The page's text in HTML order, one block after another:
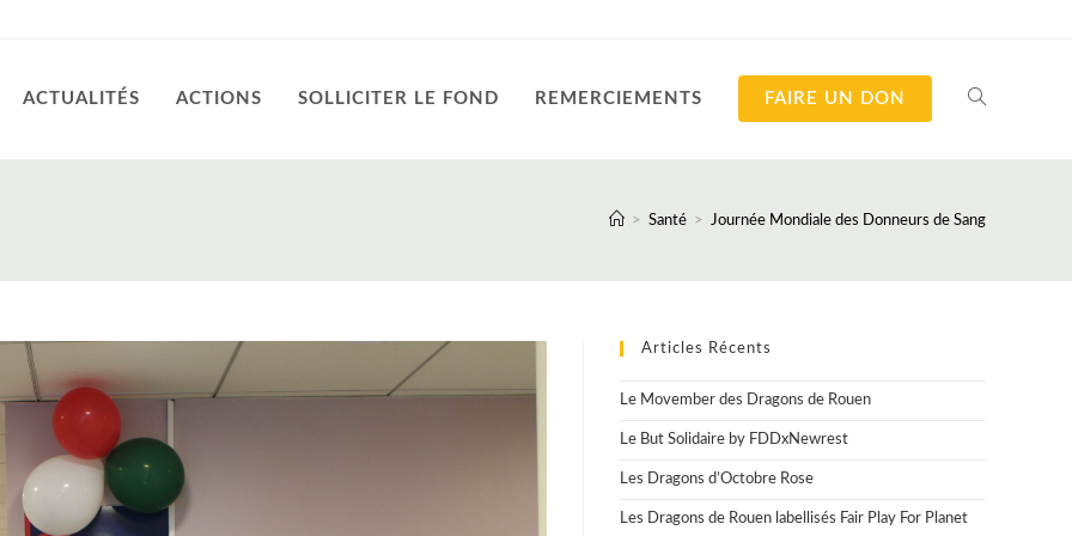
ACTUALITÉS ACTIONS SOLLICITER LE FOND REMERCIEMENTS FAIRE UN DON TOGGLE
WEBSITE
> Santé > Journée Mondiale des Donneurs de Sang
Articles Récents
Le Movember des Dragons de Rouen
Le But Solidaire by FDDxNewrest
Les Dragons d’Octobre Rose
Les Dragons de Rouen labellisés Fair Play For Planet